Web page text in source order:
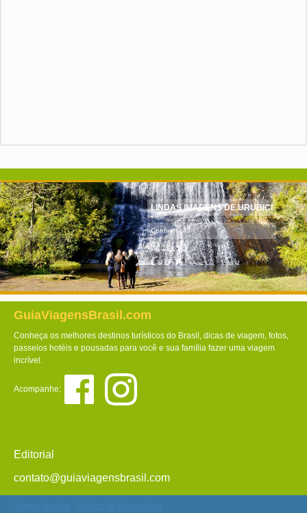
LINDAS IMAGENS DE URUBICI
Confira!
GuiaViagensBrasil.com
Conheça os melhores destinos turísticos do Brasil, dicas de viagem, fotos,
passeios hotéis e pousadas para você e sua família fazer uma viagem
incrível.
Acompanhe:
Editorial
contato@guiaviagensbrasil.com
Termos de Uso Política de Privacidade